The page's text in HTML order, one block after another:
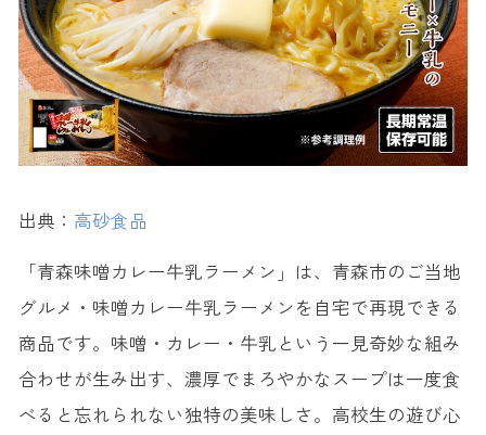
出典： 高砂食品
「青森味噌カレー牛乳ラーメン」は、青森市のご当地
グルメ・味噌カレー牛乳ラーメンを自宅で再現できる
商品です。味噌・カレー・牛乳という一見奇妙な組み
合わせが生み出す、濃厚でまろやかなスープは一度食
べると忘れられない独特の美味しさ。高校生の遊び心